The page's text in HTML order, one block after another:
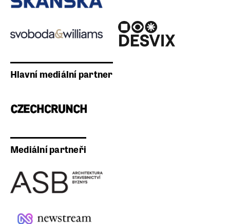
Hlavní mediální partner
Mediální partneři